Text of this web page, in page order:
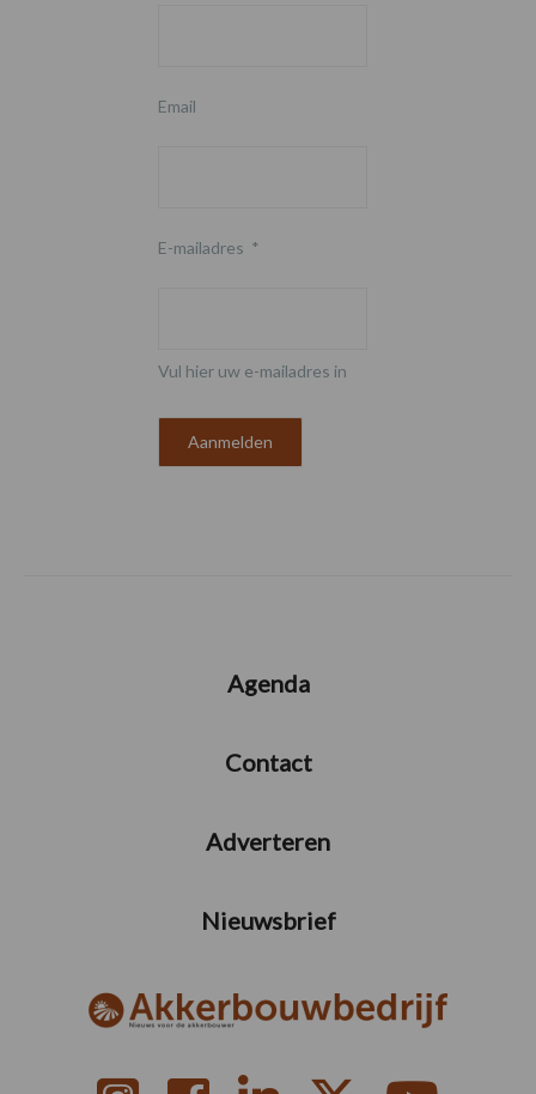
Email
E-mailadres *
Vul hier uw e-mailadres in
Agenda
Contact
Adverteren
Nieuwsbrief